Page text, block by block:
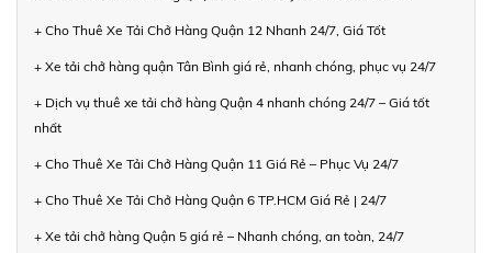
+ Cho Thuê Xe Tải Chở Hàng Quận 12 Nhanh 24/7, Giá Tốt
+ Xe tải chở hàng quận Tân Bình giá rẻ, nhanh chóng, phục vụ 24/7
+ Dịch vụ thuê xe tải chở hàng Quận 4 nhanh chóng 24/7 – Giá tốt
nhất
+ Cho Thuê Xe Tải Chở Hàng Quận 11 Giá Rẻ – Phục Vụ 24/7
+ Cho Thuê Xe Tải Chở Hàng Quận 6 TP.HCM Giá Rẻ | 24/7
+ Xe tải chở hàng Quận 5 giá rẻ – Nhanh chóng, an toàn, 24/7